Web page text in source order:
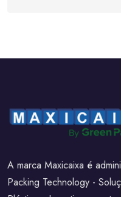
A marca Maxicaixa é
Packing Technology -